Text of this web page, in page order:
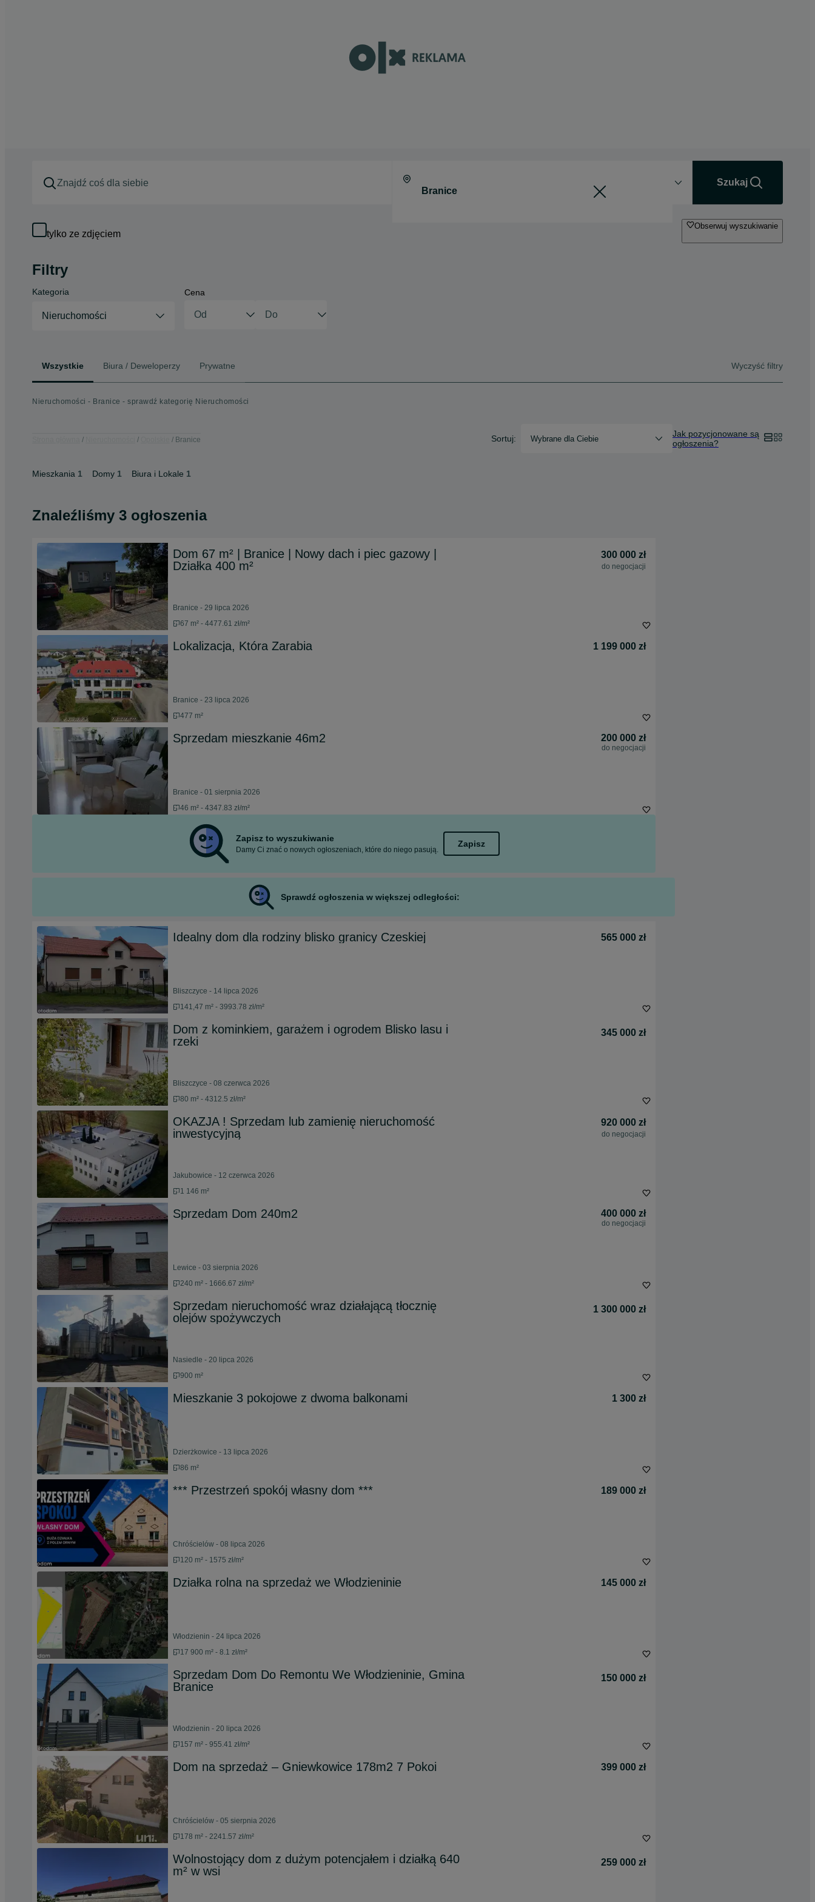
Szukaj
tylko ze zdjęciem
Obserwuj wyszukiwanie
Filtry
Kategoria
Nieruchomości
Cena
Wszystkie Biura / Deweloperzy Prywatne Wyczyść filtry
Nieruchomości - Branice - sprawdź kategorię Nieruchomości
Branice Sortuj: Wybrane dla Ciebie
Jak pozycjonowane są
ogłoszenia?
Mieszkania 1 Domy 1 Biura i Lokale 1
Znaleźliśmy 3 ogłoszenia
Dom 67 m² | Branice | Nowy dach i piec gazowy |
Działka 400 m²
300 000 zł
do negocjacji
Branice - 29 lipca 2026
67 m² - 4477.61 zł/m²
Lokalizacja, Która Zarabia 1 199 000 zł
Branice - 23 lipca 2026
477 m²
Sprzedam mieszkanie 46m2 200 000 zł
do negocjacji
Branice - 01 sierpnia 2026
46 m² - 4347.83 zł/m²
Zapisz to wyszukiwanie
Damy Ci znać o nowych ogłoszeniach, które do niego pasują.
Zapisz
Sprawdź ogłoszenia w większej odległości:
Idealny dom dla rodziny blisko granicy Czeskiej 565 000 zł
Bliszczyce - 14 lipca 2026
141,47 m² - 3993.78 zł/m²
Dom z kominkiem, garażem i ogrodem Blisko lasu i
rzeki
345 000 zł
Bliszczyce - 08 czerwca 2026
80 m² - 4312.5 zł/m²
OKAZJA ! Sprzedam lub zamienię nieruchomość
inwestycyjną
920 000 zł
do negocjacji
Jakubowice - 12 czerwca 2026
1 146 m²
Sprzedam Dom 240m2 400 000 zł
do negocjacji
Lewice - 03 sierpnia 2026
240 m² - 1666.67 zł/m²
Sprzedam nieruchomość wraz działającą tłocznię
olejów spożywczych
1 300 000 zł
Nasiedle - 20 lipca 2026
900 m²
Mieszkanie 3 pokojowe z dwoma balkonami 1 300 zł
Dzierżkowice - 13 lipca 2026
86 m²
*** Przestrzeń spokój własny dom *** 189 000 zł
Chróścielów - 08 lipca 2026
120 m² - 1575 zł/m²
Działka rolna na sprzedaż we Włodzieninie 145 000 zł
Włodzienin - 24 lipca 2026
17 900 m² - 8.1 zł/m²
Sprzedam Dom Do Remontu We Włodzieninie, Gmina
Branice
150 000 zł
Włodzienin - 20 lipca 2026
157 m² - 955.41 zł/m²
Dom na sprzedaż – Gniewkowice 178m2 7 Pokoi 399 000 zł
Chróścielów - 05 sierpnia 2026
178 m² - 2241.57 zł/m²
Wolnostojący dom z dużym potencjałem i działką 640
m² w wsi
259 000 zł